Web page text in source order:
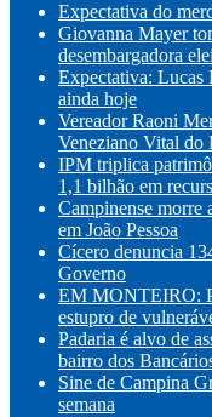
Expectativa do
Giovanna Mayer
desembargadora
Expectativa: Lucas
ainda hoje
Vereador Raoni
Veneziano Vital do
IPM triplica
1,1 bilhão em
Campinense morre
em João Pessoa
Cícero denuncia
Governo
EM MONTEIRO:
estupro de
Padaria é alvo de
bairro dos
Sine de Campina
semana